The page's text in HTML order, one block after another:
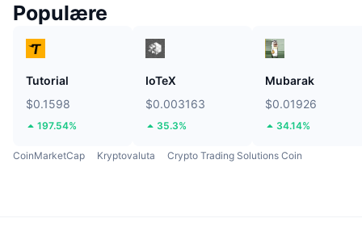
Populære
Tutorial
$0.1598
197.54%
IoTeX
$0.003163
35.3%
Mubarak
$0.01926
34.14%
CoinMarketCap Kryptovaluta Crypto Trading Solutions Coin